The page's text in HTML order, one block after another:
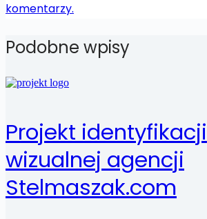
komentarzy.
Podobne wpisy
Projekt identyfikacji
wizualnej agencji
Stelmaszak.com